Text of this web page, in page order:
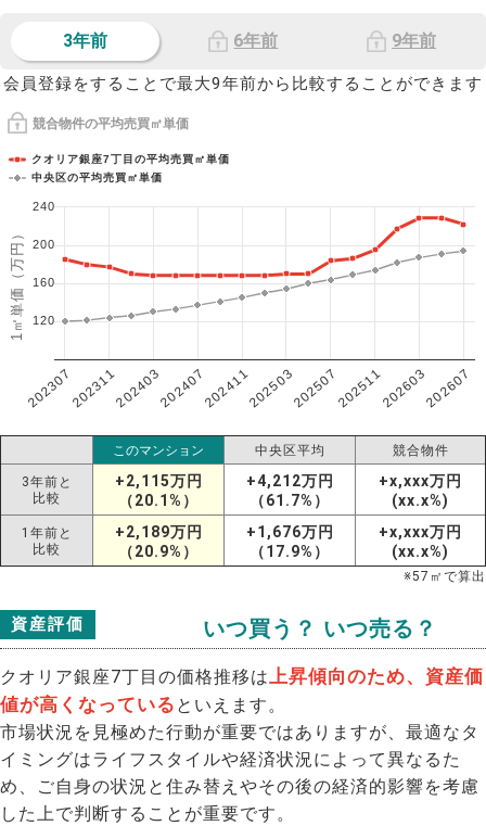
3年前 6年前 9年前
会員登録をすることで最大9年前から比較することができます
競合物件の平均売買㎡単価
1㎡単価（万円）
クオリア銀座7丁目の平均売買㎡単価
中央区の平均売買㎡単価
202307202311202403202407202411202503202507202511202603202607
120
160
200
240
このマンション 中央区平均 競合物件
3年前と
比較
+2,115万円
（20.1%）
+4,212万円
（61.7%）
+x,xxx万円
(xx.x%)
1年前と
比較
+2,189万円
（20.9%）
+1,676万円
（17.9%）
+x,xxx万円
(xx.x%)
※57 ㎡で算出
資産評価 いつ買う？ いつ売る？
クオリア銀座7丁目の価格推移は上昇傾向のため、資産価
値が高くなっている といえます。
市場状況を見極めた行動が重要ではありますが、最適なタ
イミングはライフスタイルや経済状況によって異なるた
め、ご自身の状況と住み替えやその後の経済的影響を考慮
した上で判断することが重要です。